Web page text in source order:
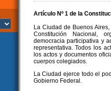
Artículo Nº 1 de la
La Ciudad de Buenos
Constitución Nacional,
democracia participativa y
representativa. Todos los
los actos y documentos
cuerpos colegiados.
La Ciudad ejerce todo el
Gobierno Federal.